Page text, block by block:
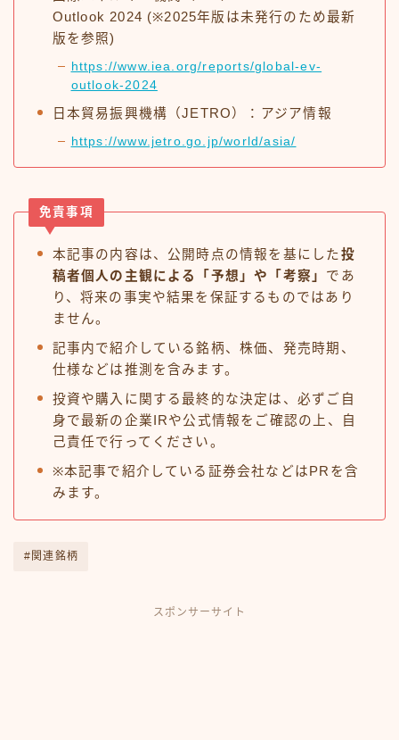
Outlook 2024 (※2025年版は未発行のため最新
版を参照)
https://www.iea.org/reports/global-ev-
outlook-2024
日本貿易振興機構（JETRO）：アジア情報
https://www.jetro.go.jp/world/asia/
免責事項
本記事の内容は、公開時点の情報を基にした投
稿者個人の主観による「予想」や「考察」 であ
り、将来の事実や結果を保証するものではあり
ません。
記事内で紹介している銘柄、株価、発売時期、
仕様などは推測を含みます。
投資や購入に関する最終的な決定は、必ずご自
身で最新の企業IRや公式情報をご確認の上、自
己責任で行ってください。
※本記事で紹介している証券会社などはPRを含
みます。
#関連銘柄
スポンサーサイト